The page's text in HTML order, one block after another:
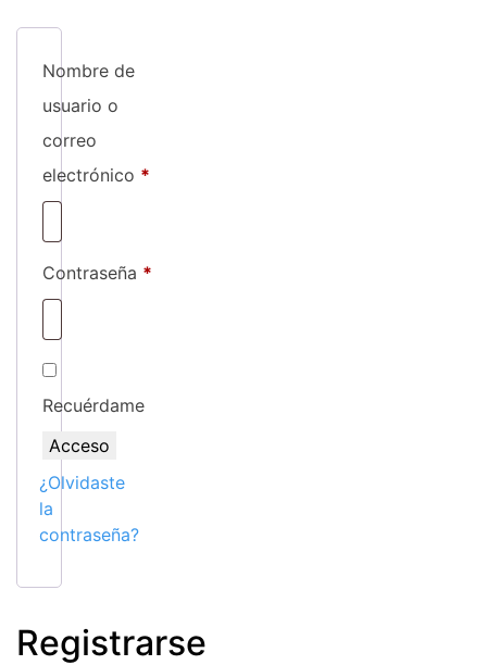
Nombre de
usuario o
correo
electrónico *
Contraseña *
Recuérdame
Acceso
¿Olvidaste
la
contraseña?
Registrarse